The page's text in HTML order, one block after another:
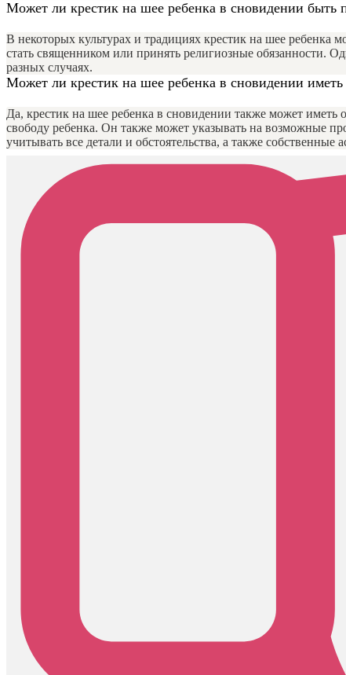
Может ли крестик на шее ребенка в сновидении быть
В некоторых культурах и традициях крестик на шее ребенка
стать священником или принять религиозные обязанности.
разных случаях.
Может ли крестик на шее ребенка в сновидении иметь
Да, крестик на шее ребенка в сновидении также может иметь
свободу ребенка. Он также может указывать на возможные
учитывать все детали и обстоятельства, а также